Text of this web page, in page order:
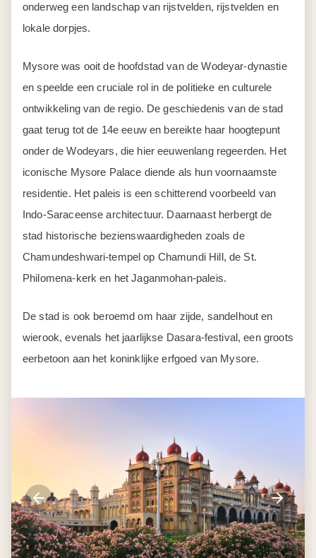
onderweg een landschap van rijstvelden, rijstvelden en
lokale dorpjes.
Mysore was ooit de hoofdstad van de Wodeyar-dynastie
en speelde een cruciale rol in de politieke en culturele
ontwikkeling van de regio. De geschiedenis van de stad
gaat terug tot de 14e eeuw en bereikte haar hoogtepunt
onder de Wodeyars, die hier eeuwenlang regeerden. Het
iconische Mysore Palace diende als hun voornaamste
residentie. Het paleis is een schitterend voorbeeld van
Indo-Saraceense architectuur. Daarnaast herbergt de
stad historische bezienswaardigheden zoals de
Chamundeshwari-tempel op Chamundi Hill, de St.
Philomena-kerk en het Jaganmohan-paleis.
De stad is ook beroemd om haar zijde, sandelhout en
wierook, evenals het jaarlijkse Dasara-festival, een groots
eerbetoon aan het koninklijke erfgoed van Mysore.